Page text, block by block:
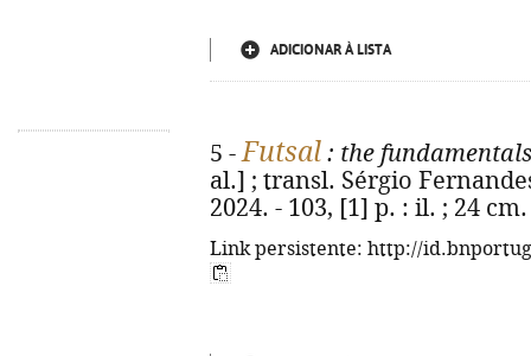
ADICIONAR À LISTA
5 -Futsal : the
al.] ; transl. Sérgio
2024. - 103, [1] p. : il. ; 24
Link persistente: http://